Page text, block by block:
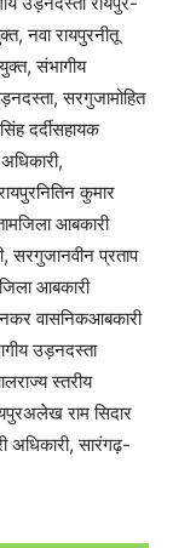
नवा रायपुरनीतू
संभागीय
सरगुजामोहित
दर्दीसहायक
कुमार
आबकारी
सरगुजानवीन प्रताप
आबकारी
वासनिकआबकारी
उड़नदस्ता
स्तरीय
राम सिदार
अधिकारी, सारंगढ़-